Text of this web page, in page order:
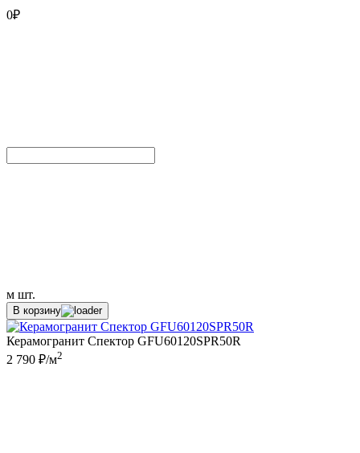
0₽
м шт.
В корзину
Керамогранит Спектор GFU60120SPR50R
2 790 ₽/м2